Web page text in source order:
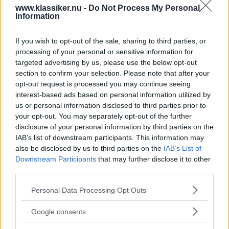
www.klassiker.nu - Do Not Process My Personal
Information
If you wish to opt-out of the sale, sharing to third parties, or
processing of your personal or sensitive information for
targeted advertising by us, please use the below opt-out
section to confirm your selection. Please note that after your
opt-out request is processed you may continue seeing
interest-based ads based on personal information utilized by
us or personal information disclosed to third parties prior to
your opt-out. You may separately opt-out of the further
disclosure of your personal information by third parties on the
IAB’s list of downstream participants. This information may
also be disclosed by us to third parties on the IAB’s List of
Downstream Participants that may further disclose it to other
Please note that this website/app uses one or more Google
not limited to your visit or usage behaviour. You may click to
Personal Data Processing Opt Outs
Google consents
Kalender på köpet!
Ur innehållet:
Ögonblicket Lysande lastning
Ordningen är fullständig, lasten är mödosamt linjerad i
Läs mer >